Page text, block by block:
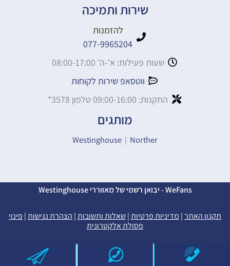
שירות ותמיכה
להזמנות
077-9965204
שעות פעילות: א'-ה' 08:00-17:00
ווטסאפ שירות לקוחות
התקנות: 09:00-16:00 טלפון 3578*
מותגים
Westinghouse | Norther
WeFans - יבואן רשמי של מאווררי Westinghouse
תקנון האתר| מדיניות פרטיות|שאלות ותשובות| הצהרת נגישות| פינוי
פסולת אלקטרונית